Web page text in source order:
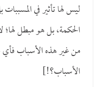
ليس لها تأثير في
الحكمة، بل هو مبطل
من غير هذه الأسباب
الأسباب؟!]